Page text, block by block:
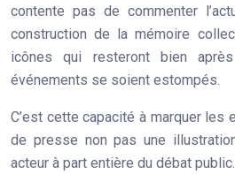
contente pas de commenter
construction de la mémoire
icônes qui resteront bien
événements se soient estompés.
C’est cette capacité à marquer
de presse non pas une
acteur à part entière du débat public.